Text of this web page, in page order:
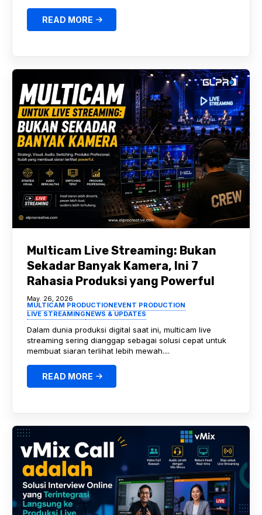
READ MORE
Multicam Live Streaming: Bukan
Sekadar Banyak Kamera, Ini 7
Rahasia Produksi yang Powerful
May. 26, 2026
MULTICAM PRODUCTIONEVENT PRODUCTION
LIVE STREAMINGNEWS & UPDATES
Dalam dunia produksi digital saat ini, multicam live
streaming sering dianggap sebagai solusi cepat untuk
membuat siaran terlihat lebih mewah....
READ MORE